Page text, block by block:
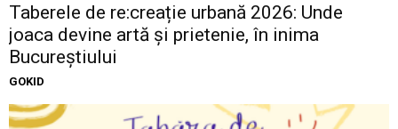
Taberele de re:creație urbană 2026: Unde
joaca devine artă și prietenie, în inima
Bucureștiului
GOKID